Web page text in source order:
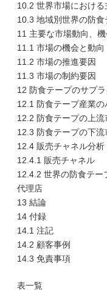
10.2 世界市場におけ
10.3 地域別世界の防
11 主要な市場動向、
11.1 市場の機会と動向
11.2 市場の推進要因
11.3 市場の制約要因
12 防食テープのサプ
12.1 防食テープ産業
12.2 防食テープの上流
12.3 防食テープの下
12.4 販売チャネル分析
12.4.1 販売チャネル
12.4.2 世界の防食テー
代理店
13 結論
14 付録
14.1 注記
14.2 顧客事例
14.3 免責事項
表一覧